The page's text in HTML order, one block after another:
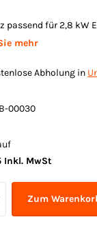
passend für 2,8 kW
mehr
Abholung in
00030
Inkl. MwSt
Zum